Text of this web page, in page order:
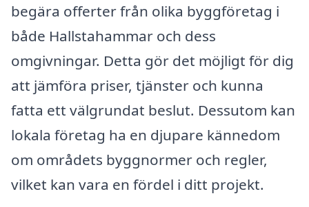
begära offerter från olika byggföretag i
både Hallstahammar och dess
omgivningar. Detta gör det möjligt för dig
att jämföra priser, tjänster och kunna
fatta ett välgrundat beslut. Dessutom kan
lokala företag ha en djupare kännedom
om områdets byggnormer och regler,
vilket kan vara en fördel i ditt projekt.